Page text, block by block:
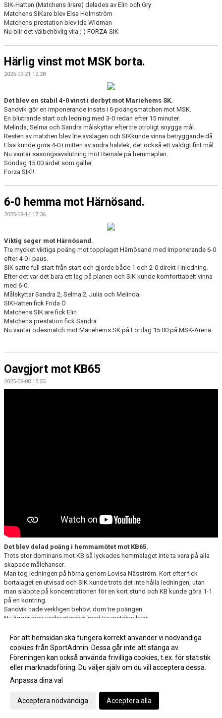
SIK-Hatten (Matchens lirare) delades av Elin och Gry
Matchens SIKare blev Elsa Holmström
Matchens prestation blev Ida Widman
Nu blir det välbehövlig vila :-) FORZA SIK
Härlig vinst mot MSK borta.
2025-09-21 12:28
Det blev en stabil 4-0 vinst i derbyt mot Mariehems SK.
Sandvik gör en imponerande insats i 6-poängsmatchen mot MSK.
En blixtrande start och ledning med 3-0 redan efter 15 minuter.
Melinda, Selma och Sandra målskyttar efter tre otroligt snygga mål.
Resten av matxhen blev lite avslagen och SIKkunde vinna betryggande då
Elsa kunde göra 4-0 i mitten av andra halvlek, det också ett väldigt fint mål.
Nu väntar säsongsavslutning mot Remsle på hemmaplan.
Söndag 15:00 ärdet som gäller.
Forza SIK!!
6-0 hemma mot Härnösand.
2025-09-14 17:36
Viktig seger mot Härnösand.
Tre mycket viktiga poäng mot topplaget Härnösand med imponerande 6-0
efter 4-0 i paus.
SIK satte full start från start och gjorde både 1 och 2-0 direkt i inledning.
Efter det var det bara ett lag på planen och SIK kunde komforttabelt vinna
med 6-0.
Målskyttar Sandra 2, Selma 2, Julia och Melinda.
SIKHatten fick Frida Ö
Matchens SIK:are fick Elin
Matchens prestation fick Sandra
Nu väntar ödesmatch mot Mariehems SK på Lördag 15:00 på MSK-Arena.
Oavgjort mot KB65
2025-09-08 15:55
Det blev delad poäng i hemmamötet mot KB65.
Trots stor dominans mot KB så lyckades hemmalaget inte ta vara på alla
skapade målchanser.
Man tog ledningen på hörna genom Lovisa Näsström. Kort efter fick
bortalaget en utvisad och SIK kunde trots det inte hålla ledningen, utan
man släppte på koncentrationen för en kort stund och KB kunde göra 1-1
på en kontring.
Sandvik hade verkligen behövt dom tre poängen.
Nu ligger man under strecket med tre matcher kvar.
Fler nyheter >>
Gå till Webbversion
För att hemsidan ska fungera korrekt använder vi nödvändiga
cookies från SportAdmin. Dessa går inte att stänga av.
Föreningen kan också använda frivilliga cookies, t.ex. för statistik
eller marknadsföring. Du väljer själv om du vill acceptera dessa.
Anpassa dina val
Acceptera nödvändiga Acceptera alla